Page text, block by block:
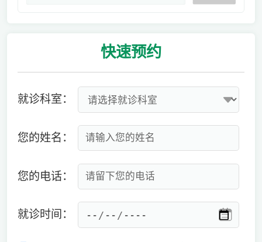
快速预约
就诊科室：
您的姓名：
您的电话：
就诊时间：